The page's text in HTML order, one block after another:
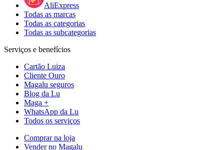
AliExpress
Todas as marcas
Todas as categorias
Todas as subcategorias
Serviços e benefícios
Cartão Luiza
Cliente Ouro
Magalu seguros
Blog da Lu
Maga +
WhatsApp da Lu
Todos os serviços
Comprar na loja
Vender no Magalu